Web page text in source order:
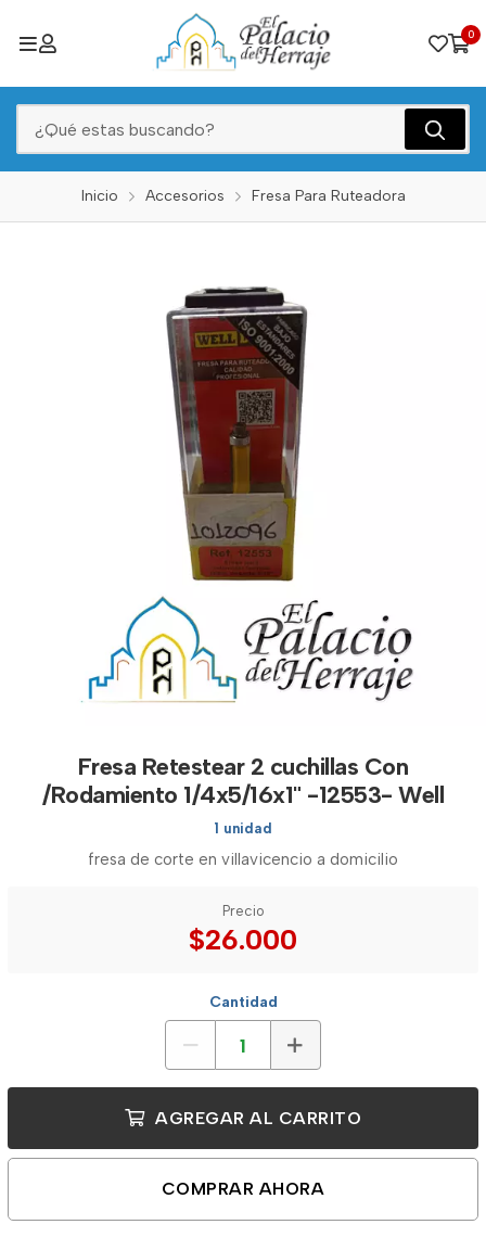
0
Inicio Accesorios Fresa Para Ruteadora
Fresa Retestear 2 cuchillas Con
/Rodamiento 1/4x5/16x1" -12553- Well
1 unidad
fresa de corte en villavicencio a domicilio
Precio
$26.000
Cantidad
AGREGAR AL CARRITO
COMPRAR AHORA